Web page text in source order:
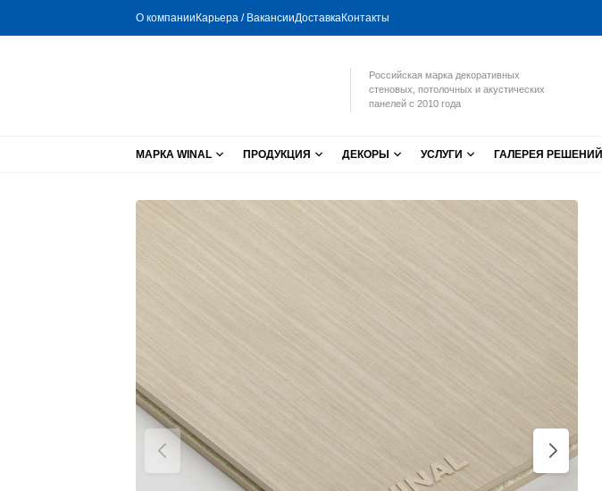
О компании Карьера / ВакансииДоставкаКонтакты
Российская марка декоративных
стеновых, потолочных и акустических
панелей с 2010 года
МАРКА WINAL ПРОДУКЦИЯ ДЕКОРЫ УСЛУГИ ГАЛЕРЕЯ РЕШЕНИЙ